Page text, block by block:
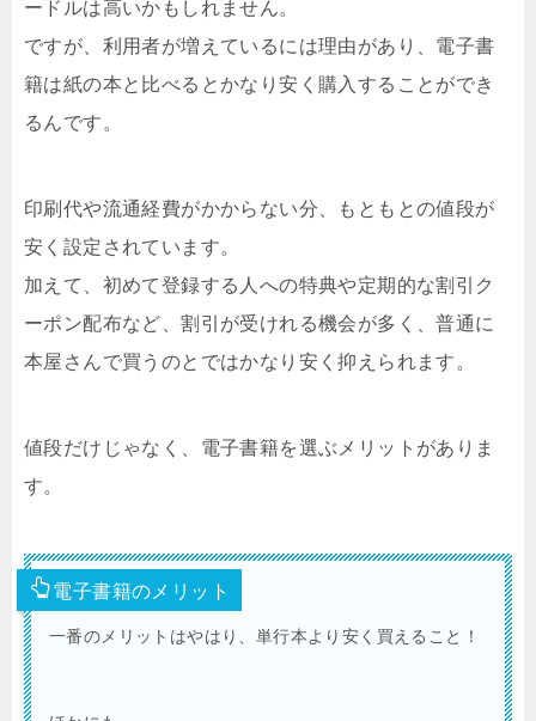
ードルは高いかもしれません。
ですが、利用者が増えているには理由があり、電子書
籍は紙の本と比べるとかなり安く購入することができ
るんです。
印刷代や流通経費がかからない分、もともとの値段が
安く設定されています。
加えて、初めて登録する人への特典や定期的な割引ク
ーポン配布など、割引が受けれる機会が多く、普通に
本屋さんで買うのとではかなり安く抑えられます。
値段だけじゃなく、電子書籍を選ぶメリットがありま
す。
電子書籍のメリット
一番のメリットはやはり、単行本より安く買えること！